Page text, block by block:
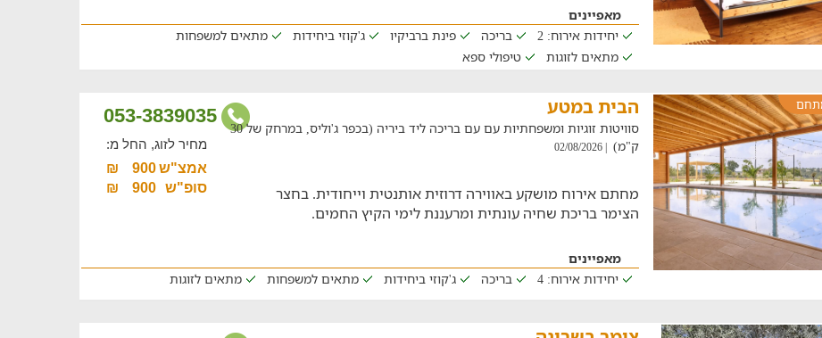
מאפיינים
יחידות אירוח: 2
בריכה פינת ברביקיו ג'קוזי ביחידות
מתאים למשפחות
מתאים לזוגות
טיפולי ספא
053-3839035 הבית במטע
סוויטות זוגיות ומשפחתיות עם עם בריכה ליד ביריה (בכפר ג'וליס, במרחק של 30
ק"מ) | 02/08/2026
מחתם אירוח מושקע באווירה דרוזית אותנטית וייחודית. בחצר
הצימר בריכת שחיה עונתית ומרעננת לימי הקיץ החמים.
מחיר לזוג, החל מ:
אמצ"ש900
₪
סופ"ש
900
₪
מאפיינים
יחידות אירוח: 4
בריכה ג'קוזי ביחידות מתאים למשפחות מתאים לזוגות